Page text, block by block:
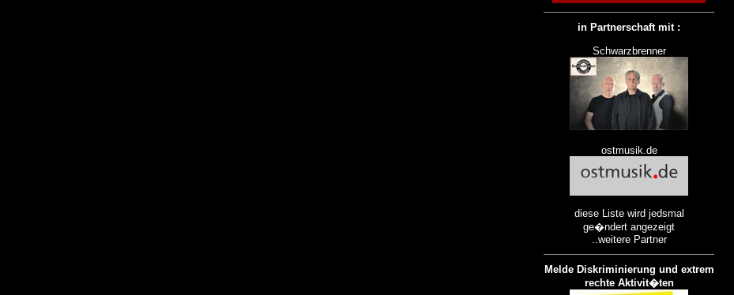
in Partnerschaft mit :
Schwarzbrenner
ostmusik.de
diese Liste wird jedsmal
ge�ndert angezeigt
..weitere Partner
Melde Diskriminierung und extrem
rechte Aktivit�ten